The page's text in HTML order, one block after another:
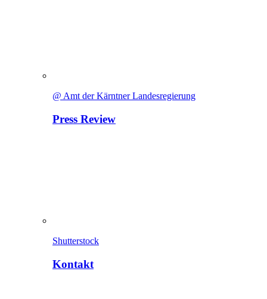
@ Amt der Kärntner Landesregierung
Press Review
Shutterstock
Kontakt